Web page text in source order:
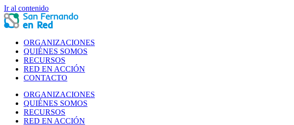
Ir al contenido
ORGANIZACIONES
QUIÉNES SOMOS
RECURSOS
RED EN ACCIÓN
CONTACTO
ORGANIZACIONES
QUIÉNES SOMOS
RECURSOS
RED EN ACCIÓN